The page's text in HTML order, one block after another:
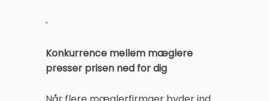
Konkurrence mellem mæglere
presser prisen ned for dig